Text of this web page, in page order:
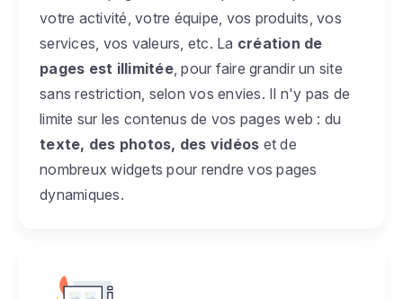
votre activité, votre équipe, vos produits, vos
services, vos valeurs, etc. La création de
pages est illimitée, pour faire grandir un site
sans restriction, selon vos envies. Il n'y pas de
limite sur les contenus de vos pages web : du
texte, des photos, des vidéos et de
nombreux widgets pour rendre vos pages
dynamiques.